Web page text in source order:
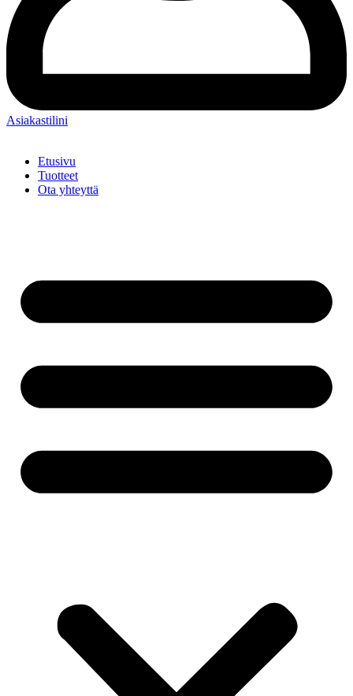
Asiakastilini
Etusivu
Tuotteet
Ota yhteyttä